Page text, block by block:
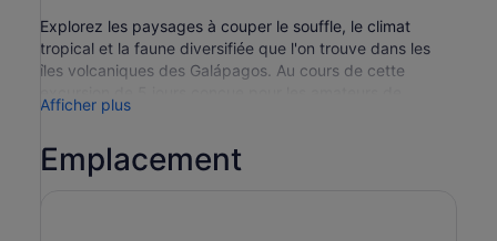
Explorez les paysages à couper le souffle, le climat
tropical et la faune diversifiée que l'on trouve dans les
îles volcaniques des Galápagos. Au cours de cette
sensations fortes, embarquez pour des aventures de
des îles de la province.
Afficher plus
Emplacement